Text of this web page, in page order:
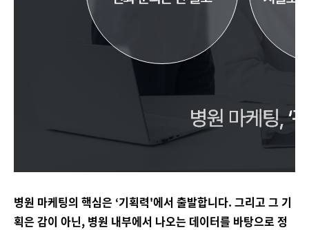
병원 마케팅의 핵심은 ‘기획력'에서 출발합니다. 그리고 그 기
획은 감이 아닌, 병원 내부에서 나오는 데이터를 바탕으로 정